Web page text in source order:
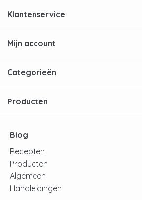
Klantenservice
Mijn account
Categorieën
Producten
Blog
Recepten
Producten
Algemeen
Handleidingen